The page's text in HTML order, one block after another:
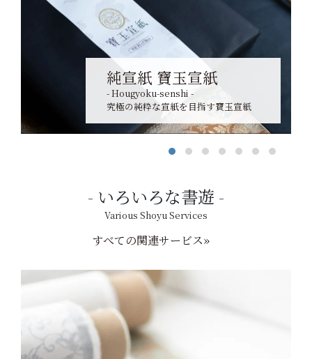
純宣紙 寶玉宣紙
- Hougyoku-senshi -
究極の純粋な宣紙を目指す寶玉宣紙
いろいろな書遊
Various Shoyu Services
すべての関連サービス»